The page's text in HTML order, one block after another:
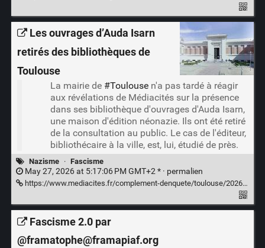
Les ouvrages d’Auda Isarn
retirés des bibliothèques de
Toulouse
La mairie de #Toulousen'a pas tardé à réagir
aux révélations de Médiacités sur la présence
dans ses bibliothèque d'ouvrages d'Auda Isarn,
une maison d'édition néonazie. Ils ont été retiré
de la consultation au public. Le cas de l'éditeur,
bibliothécaire à la ville, est, lui, étudié de près.
Nazisme · Fascisme
May 27, 2026 at 5:17:06 PM GMT+2 * · permalien
https://www.mediacites.fr/complement-denquete/toulouse/2026/05/25/les-ouvrages-dauda-isarn-retires-des-bibliotheques-de-toulouse/
Fascisme 2.0 par
@framatophe@framapiaf.org